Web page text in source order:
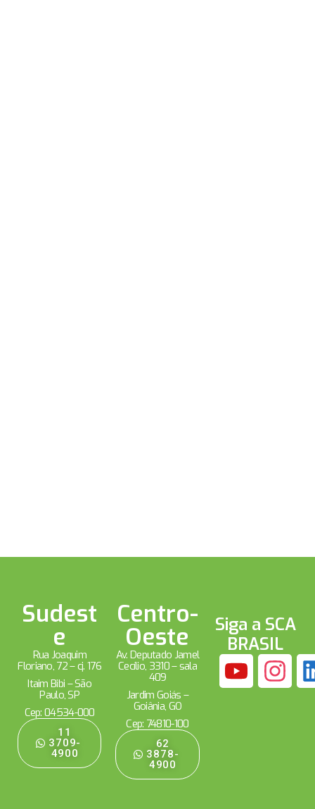
Sudest
e
Rua Joaquim
Floriano, 72 – cj. 176
Itaim Bibi – São
Paulo, SP
Cep: 04534-000
11
3709-
4900
Centro-
Oeste
Av. Deputado Jamel
Cecílio, 3310 – sala
409
Jardim Goiás –
Goiânia, GO
Cep: 74810-100
62
3878-
4900
Siga a SCA
BRASIL